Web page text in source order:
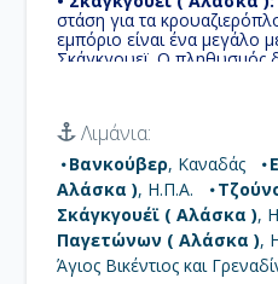
στάση για τα
εμπόριο είναι ένα μεγάλο
Σκάγκγουεϊ. Ο πληθυσμός
τουριστική περίοδο,
περισσότερους από
• Κόλπος Παγετώνων (
περισσότεροι επισκέπτες
μεγάλα κρουαζιερόπλοια
κόλπο και οι επιβάτες
παγετώνες
Margerie και Grand Pacific.
• Κίνγκσταουν:Αποτελεί
νησιωτική χώρα, με χαρακτηριστικά πλακόστρωτα,
που απηχούν το αποικιακό
Λιμάνια:
Βανκούβερ, Καναδάς
Αλάσκα ), Η.Π.Α.
Σκάγκγουέϊ ( Αλάσκα ),
Παγετώνων ( Αλάσκα ),
Άγιος Βικέντιος και